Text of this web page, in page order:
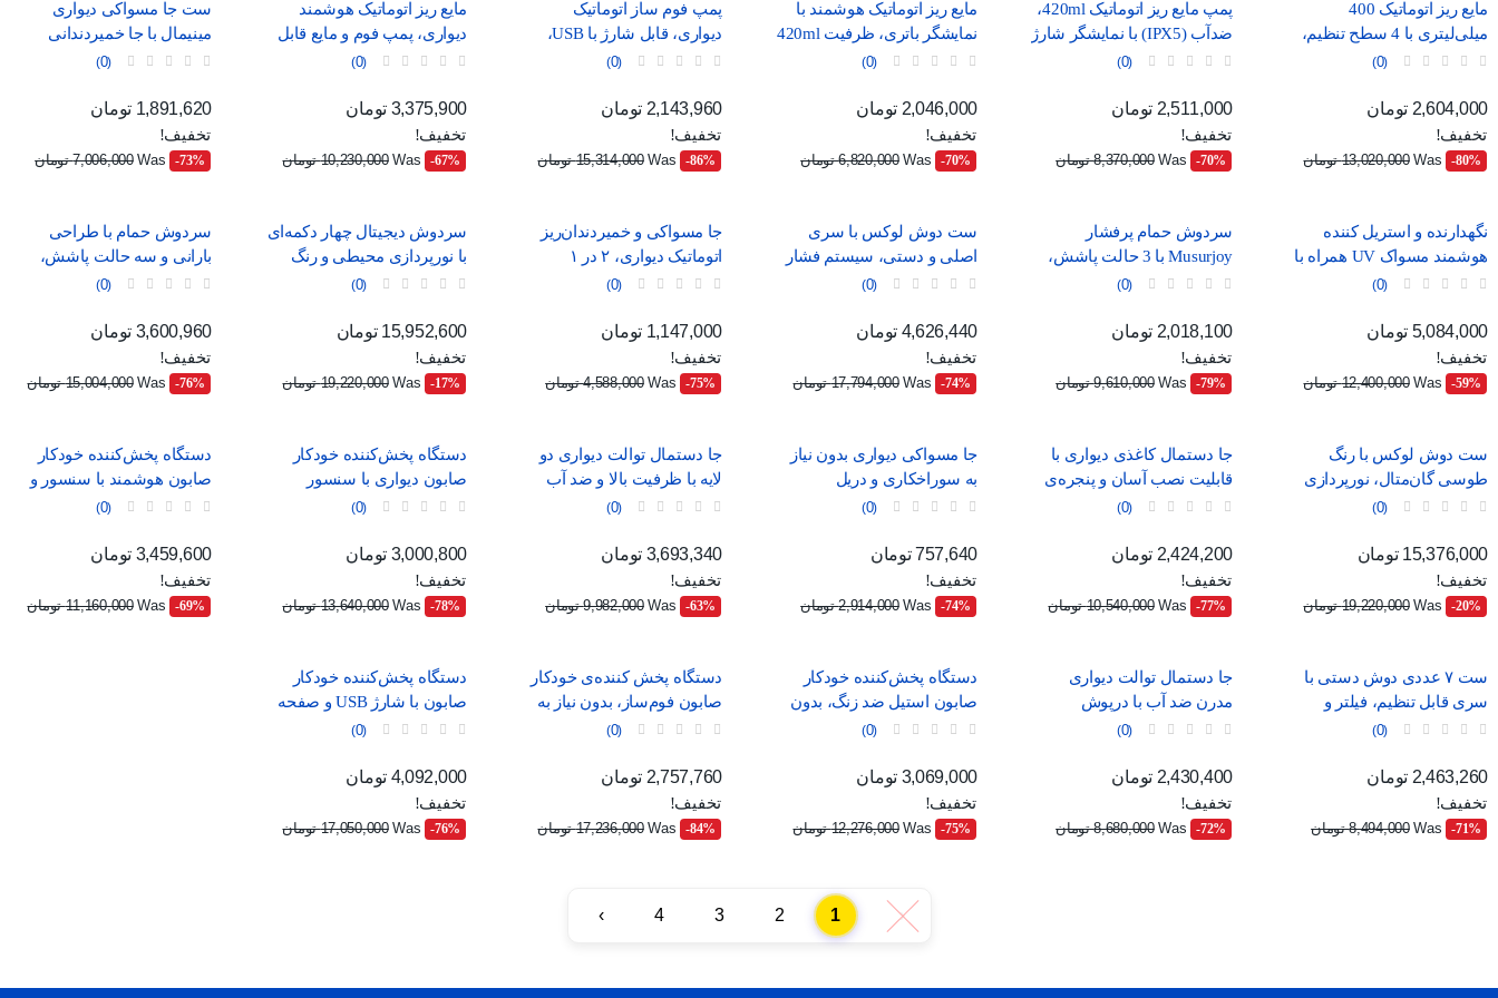
مایع ریز اتوماتیک 400
میلی‌لیتری با 4 سطح تنظیم،
موجود در دو رنگ سفید و
0
قیمت عادی
قیمت
2,604,000 تومان
تخفیف!
‎-80%
Was 13,020,000 تومان
پمپ مایع ریز اتوماتیک 420ml،
ضدآب (IPX5) با نمایشگر شارژ
و درگاه USB-C
0
قیمت عادی
قیمت
2,511,000 تومان
تخفیف!
‎-70%
Was 8,370,000 تومان
مایع ریز اتوماتیک هوشمند با
نمایشگر باتری، ظرفیت 420ml
و استاندارد ضدآب IPX5
0
قیمت عادی
قیمت
2,046,000 تومان
تخفیف!
‎-70%
Was 6,820,000 تومان
پمپ فوم ساز اتوماتیک
دیواری، قابل شارژ با USB،
طرح مینیمال سفید و آبی
0
قیمت عادی
قیمت
2,143,960 تومان
تخفیف!
‎-86%
Was 15,314,000 تومان
مایع ریز اتوماتیک هوشمند
دیواری، پمپ فوم و مایع قابل
شارژ با USB و 4 حالت تنظیم
0
قیمت عادی
قیمت
3,375,900 تومان
تخفیف!
‎-67%
Was 10,230,000 تومان
ست جا مسواکی دیواری
مینیمال با جا خمیردندانی
اتوماتیک، لیوان آهنربایی و دو
0
قیمت عادی
قیمت
1,891,620 تومان
تخفیف!
‎-73%
Was 7,006,000 تومان
نگهدارنده و استریل کننده
هوشمند مسواک UV همراه با
خشک‌کن و جای لیوان
0
قیمت عادی
قیمت
5,084,000 تومان
تخفیف!
‎-59%
Was 12,400,000 تومان
سردوش حمام پرفشار
Musurjoy با 3 حالت پاشش،
مدل گرد 15 سانتی‌متری
0
قیمت عادی
قیمت
2,018,100 تومان
تخفیف!
‎-79%
Was 9,610,000 تومان
ست دوش لوکس با سری
اصلی و دستی، سیستم فشار
قوی و شلنگ بلند
0
قیمت عادی
قیمت
4,626,440 تومان
تخفیف!
‎-74%
Was 17,794,000 تومان
جا مسواکی و خمیردندان‌ریز
اتوماتیک دیواری، ۲ در ۱
0
قیمت عادی
قیمت
1,147,000 تومان
تخفیف!
‎-75%
Was 4,588,000 تومان
سردوش دیجیتال چهار دکمه‌ای
با نورپردازی محیطی و رنگ
خاکستری
0
قیمت عادی
قیمت
15,952,600 تومان
تخفیف!
‎-17%
Was 19,220,000 تومان
سردوش حمام با طراحی
بارانی و سه حالت پاشش،
مناسب برای خانواده
0
قیمت عادی
قیمت
3,600,960 تومان
تخفیف!
‎-76%
Was 15,004,000 تومان
ست دوش لوکس با رنگ
طوسی گان‌متال، نورپردازی
محیطی و نمایشگر دیجیتال
0
قیمت عادی
قیمت
15,376,000 تومان
تخفیف!
‎-20%
Was 19,220,000 تومان
جا دستمال کاغذی دیواری با
قابلیت نصب آسان و پنجره‌ی
نمایش
0
قیمت عادی
قیمت
2,424,200 تومان
تخفیف!
‎-77%
Was 10,540,000 تومان
جا مسواکی دیواری بدون نیاز
به سوراخکاری و دریل
0
قیمت عادی
قیمت
757,640 تومان
تخفیف!
‎-74%
Was 2,914,000 تومان
جا دستمال توالت دیواری دو
لایه با ظرفیت بالا و ضد آب
0
قیمت عادی
قیمت
3,693,340 تومان
تخفیف!
‎-63%
Was 9,982,000 تومان
دستگاه پخش‌کننده خودکار
صابون دیواری با سنسور
هوشمند، قابل شارژ با USB
0
قیمت عادی
قیمت
3,000,800 تومان
تخفیف!
‎-78%
Was 13,640,000 تومان
دستگاه پخش‌کننده خودکار
صابون هوشمند با سنسور و
قابلیت تنظیم جریان
0
قیمت عادی
قیمت
3,459,600 تومان
تخفیف!
‎-69%
Was 11,160,000 تومان
ست ۷ عددی دوش دستی با
سری قابل تنظیم، فیلتر و
ماساژور
0
قیمت عادی
قیمت
2,463,260 تومان
تخفیف!
‎-71%
Was 8,494,000 تومان
جا دستمال توالت دیواری
مدرن ضد آب با درپوش
0
قیمت عادی
قیمت
2,430,400 تومان
تخفیف!
‎-72%
Was 8,680,000 تومان
دستگاه پخش‌کننده خودکار
صابون استیل ضد زنگ، بدون
نیاز به لمس
0
قیمت عادی
قیمت
3,069,000 تومان
تخفیف!
‎-75%
Was 12,276,000 تومان
دستگاه پخش کننده‌ی خودکار
صابون فوم‌ساز، بدون نیاز به
لمس
0
قیمت عادی
قیمت
2,757,760 تومان
تخفیف!
‎-84%
Was 17,236,000 تومان
دستگاه پخش‌کننده خودکار
صابون با شارژ USB و صفحه
نمایش دیجیتال
0
قیمت عادی
قیمت
4,092,000 تومان
تخفیف!
‎-76%
Was 17,050,000 تومان
‹
1
2
3
4
›